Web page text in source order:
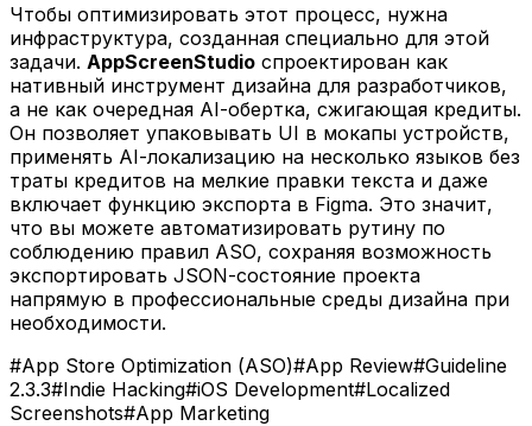
Чтобы оптимизировать этот процесс, нужна
инфраструктура, созданная специально для этой
задачи. AppScreenStudio спроектирован как
нативный инструмент дизайна для разработчиков,
а не как очередная AI-обертка, сжигающая кредиты.
Он позволяет упаковывать UI в мокапы устройств,
применять AI-локализацию на несколько языков без
траты кредитов на мелкие правки текста и даже
включает функцию экспорта в Figma. Это значит,
что вы можете автоматизировать рутину по
соблюдению правил ASO, сохраняя возможность
экспортировать JSON-состояние проекта
напрямую в профессиональные среды дизайна при
необходимости.
#App Store Optimization (ASO)#App Review#Guideline
2.3.3#Indie Hacking#iOS Development#Localized
Screenshots#App Marketing